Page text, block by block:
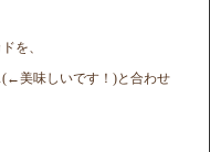
を、
美味しいです！)と合わせ